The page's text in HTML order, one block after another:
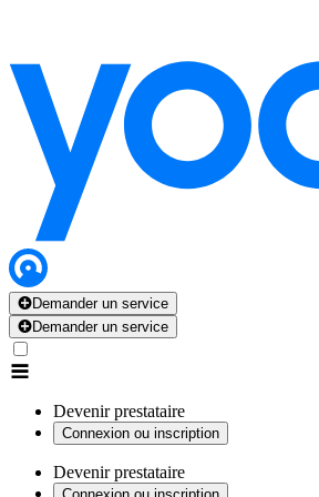
Demander un service
Demander un service
Devenir prestataire
Connexion ou inscription
Devenir prestataire